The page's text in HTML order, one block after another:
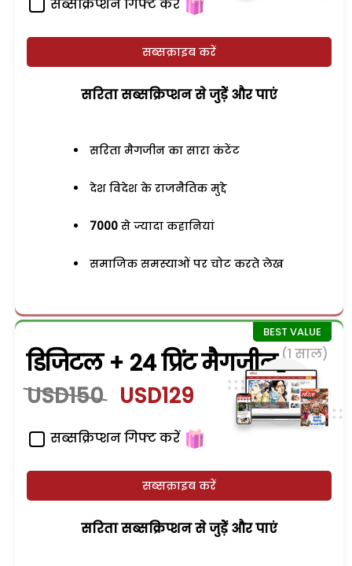
सब्सक्रिप्शन गिफ्ट करें
सब्सक्राइब करें
सरिता सब्सक्रिप्शन से जुड़ेें और पाएं
सरिता मैगजीन का सारा कंटेंट
देश विदेश के राजनैतिक मुद्दे
7000 से ज्यादा कहानियां
समाजिक समस्याओं पर चोट करते लेख
डिजिटल + 24 प्रिंट मैगजीन (1 साल)
USD150 USD129
सब्सक्रिप्शन गिफ्ट करें
सब्सक्राइब करें
सरिता सब्सक्रिप्शन से जुड़ेें और पाएं